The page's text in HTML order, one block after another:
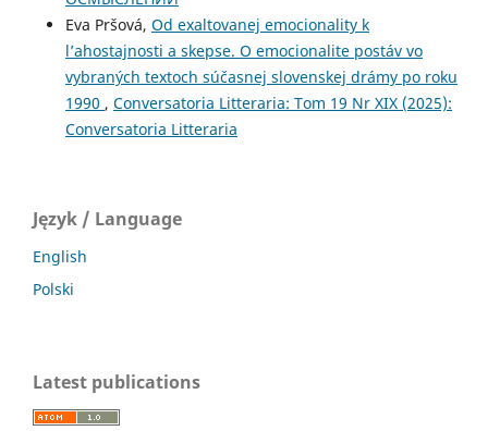
Eva Pršová, Od exaltovanej emocionality k
l’ahostajnosti a skepse. O emocionalite postáv vo
vybraných textoch súčasnej slovenskej drámy po roku
1990 , Conversatoria Litteraria: Tom 19 Nr XIX (2025):
Conversatoria Litteraria
Język / Language
English
Polski
Latest publications